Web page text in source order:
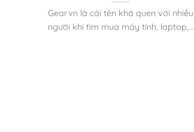
Gearvn là cái tên khá quen với nhiều
người khi tìm mua máy tính, laptop,...